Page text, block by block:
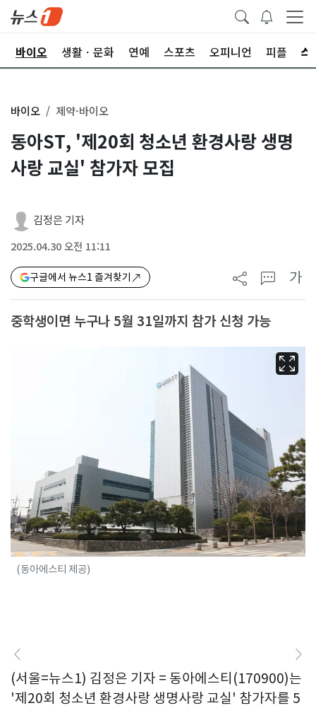
바이오 생활ㆍ문화 연예 스포츠 오피니언 피플
바이오 제약·바이오
동아ST, '제20회 청소년 환경사랑 생명
사랑 교실' 참가자 모집
김정은 기자
2025.04.30 오전 11:11
구글에서 뉴스1 즐겨찾기 가
중학생이면 누구나 5월 31일까지 참가 신청 가능
(동아에스티 제공)
(서울=뉴스1) 김정은 기자 = 동아에스티(170900)는
'제20회 청소년 환경사랑 생명사랑 교실' 참가자를 5